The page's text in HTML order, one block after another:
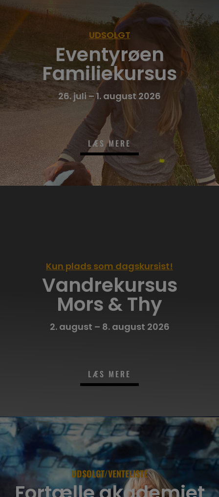
UDSOLGT
Eventyrøen
Familiekursus
26. juli – 1. august 2026
LÆS MERE
Kun plads som dagskursist!
Vandrekursus
Mors & Thy
2. august – 8. august 2026
LÆS MERE
UDSOLGT/VENTELISTE